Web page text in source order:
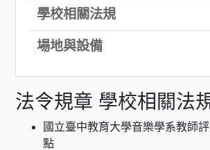
學校相關法規
場地與設備
法令規章 學校相關法
國立臺中教育大學音樂學系教師
點